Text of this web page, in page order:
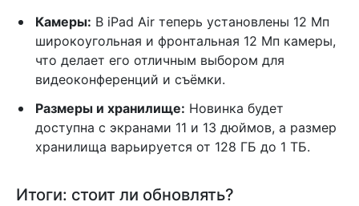
Камеры: В iPad Air теперь установлены 12 Мп
широкоугольная и фронтальная 12 Мп камеры,
что делает его отличным выбором для
видеоконференций и съёмки.
Размеры и хранилище: Новинка будет
доступна с экранами 11 и 13 дюймов, а размер
хранилища варьируется от 128 ГБ до 1 ТБ.
Итоги: стоит ли обновлять?